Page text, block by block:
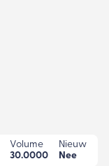
Volume
30.0000
Nieuw
Nee